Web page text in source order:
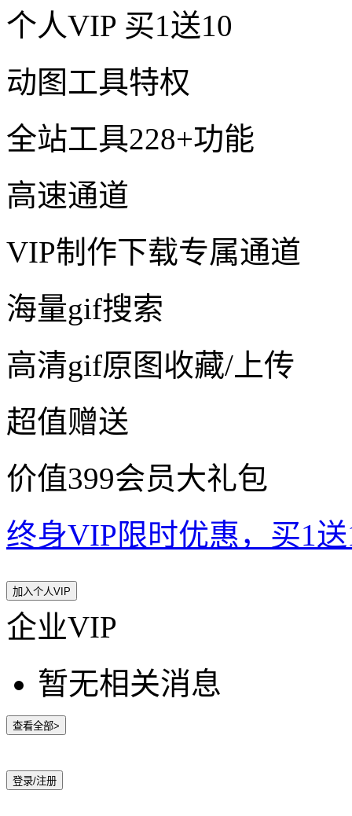
个人VIP 买1送10
动图工具特权
全站工具228+功能
高速通道
VIP制作下载专属通道
海量gif搜索
高清gif原图收藏/上传
超值赠送
价值399会员大礼包
终身VIP限时优惠，买1
加入个人VIP
企业VIP
暂无相关消息
查看全部>
登录/注册